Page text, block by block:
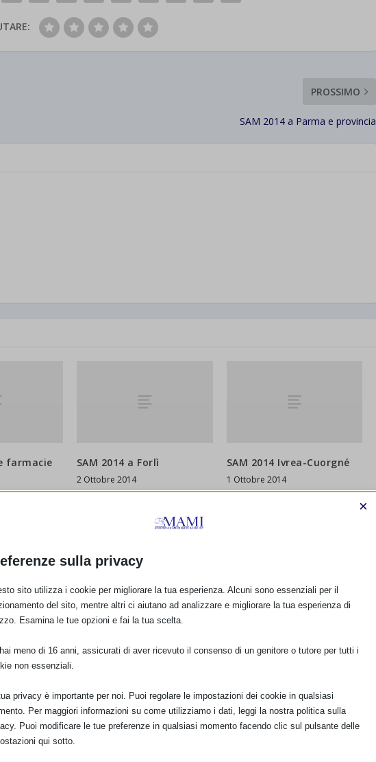
PROSSIMO
SAM 2014 a Parma e provincia
farmacie
SAM 2014 a Forlì
2 Ottobre 2014
SAM 2014 Ivrea-Cuorgné
1 Ottobre 2014
sulla privacy
×
sito utilizza i cookie per migliorare la tua esperienza. Alcuni sono essenziali per il
del sito, mentre altri ci aiutano ad analizzare e migliorare la tua esperienza di
Esamina le tue opzioni e fai la tua scelta.
meno di 16 anni, assicurati di aver ricevuto il consenso di un genitore o tutore per tutti i
non essenziali.
privacy è importante per noi. Puoi regolare le impostazioni dei cookie in qualsiasi
Per maggiori informazioni su come utilizziamo i dati, leggi la nostra politica sulla
Puoi modificare le tue preferenze in qualsiasi momento facendo clic sul pulsante delle
qui sotto.